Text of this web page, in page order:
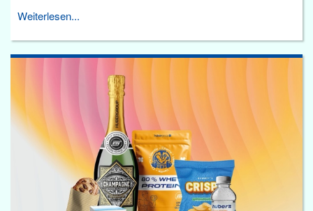
Weiterlesen...